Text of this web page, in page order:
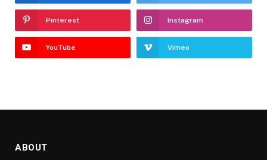
Pinterest Instagram
YouTube Vimeo
ABOUT